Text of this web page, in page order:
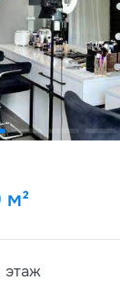
этаж